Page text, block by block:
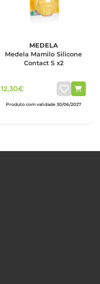
MEDELA
Medela Mamilo Silicone
Contact S x2
12,30€
Produto com validade 30/06/2027